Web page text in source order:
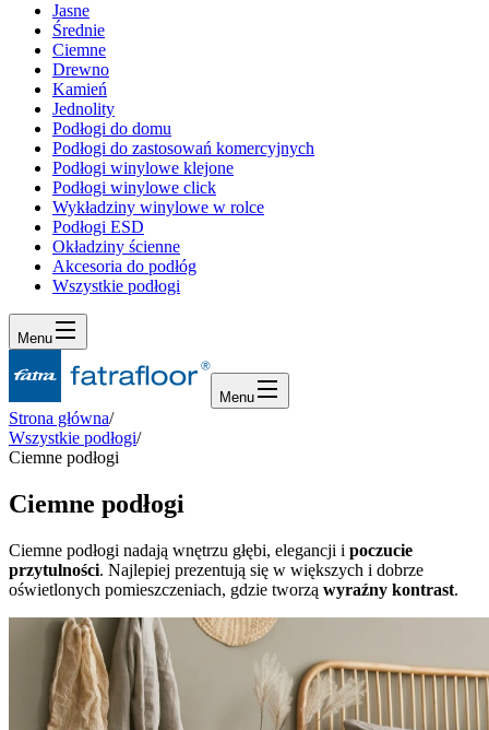
Jasne
Średnie
Ciemne
Drewno
Kamień
Jednolity
Podłogi do domu
Podłogi do zastosowań komercyjnych
Podłogi winylowe klejone
Podłogi winylowe click
Wykładziny winylowe w rolce
Podłogi ESD
Okładziny ścienne
Akcesoria do podłóg
Wszystkie podłogi
Menu
Menu
Strona główna/
Wszystkie podłogi/
Ciemne podłogi
Ciemne podłogi
Ciemne podłogi nadają wnętrzu głębi, elegancji i poczucie
przytulności. Najlepiej prezentują się w większych i dobrze
oświetlonych pomieszczeniach, gdzie tworzą wyraźny kontrast.